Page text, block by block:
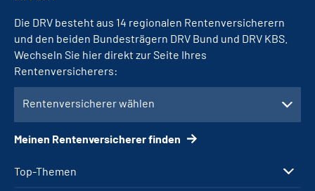
Top-Themen
Die DRV besteht aus 14 regionalen Rentenversicherern
und den beiden Bundesträgern DRV Bund und DRV KBS.
Wechseln Sie hier direkt zur Seite Ihres
Rentenversicherers:
Rentenversicherer wählen
Meinen Rentenversicherer finden